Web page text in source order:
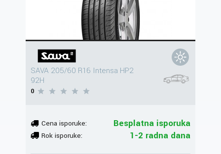
SAVA 205/60 R16 Intensa HP2
92H
0
Cena isporuke: Besplatna isporuka
Rok isporuke: 1-2 radna dana